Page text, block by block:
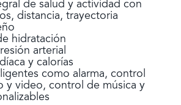
de salud y actividad con
distancia, trayectoria
hidratación
arterial
y calorías
como alarma, control
y video, control de música y